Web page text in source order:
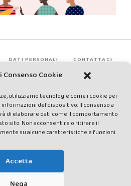
Consenso Cookie
utilizziamo tecnologie come i cookie per
del dispositivo. Il consenso a
di elaborare dati come il comportamento
sito. Non acconsentire o ritirare il
su alcune caratteristiche e funzioni.
Accetta
DATI PERSONALI CONTATTACI
presso il Tribunale di Siena con
2014 - Direttrice Responsabile: Chiara
- Editore: Valdichiana